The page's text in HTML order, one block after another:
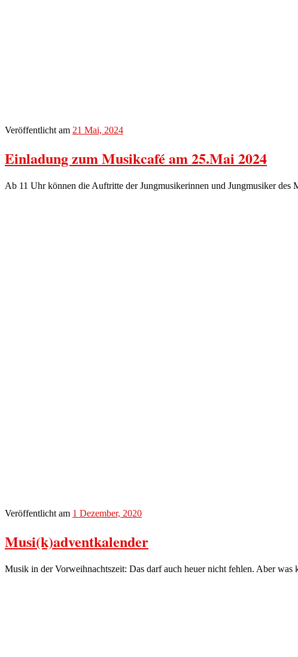
Veröffentlicht am 21 Mai, 2024
Einladung zum Musikcafé am 25.Mai 2024
Ab 11 Uhr können die Auftritte der Jungmusikerinnen und Jungmusiker
Veröffentlicht am 1 Dezember, 2020
Musi(k)adventkalender
Musik in der Vorweihnachtszeit: Das darf auch heuer nicht fehlen. Aber